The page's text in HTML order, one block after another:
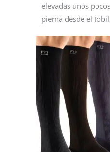
elevadas unos
pierna desde el